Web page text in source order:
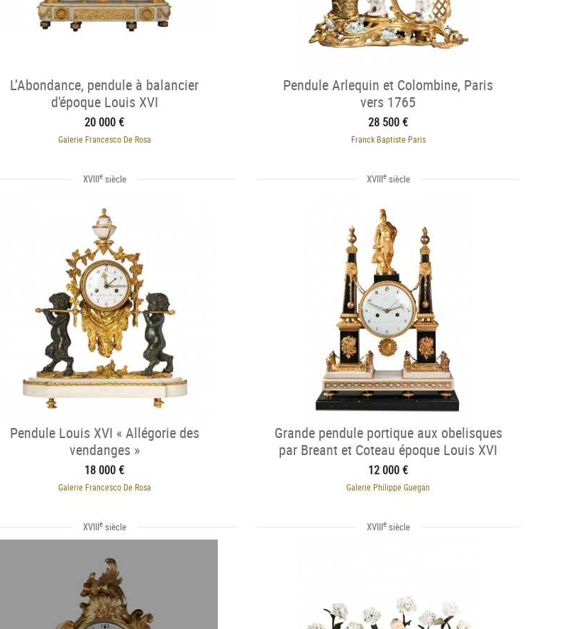
L’Abondance, pendule à balancier
d'époque Louis XVI
20 000 €
Galerie Francesco De Rosa
Pendule Arlequin et Colombine, Paris
vers 1765
28 500 €
Franck Baptiste Paris
XVIIIesiècle
Pendule Louis XVI « Allégorie des
vendanges »
18 000 €
Galerie Francesco De Rosa
XVIIIesiècle
Grande pendule portique aux obelisques
par Breant et Coteau époque Louis XVI
12 000 €
Galerie Philippe Guegan
XVIIIesiècle XVIIIesiècle